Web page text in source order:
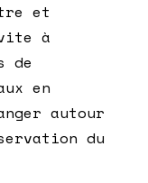
et
à
de
en
autour
du